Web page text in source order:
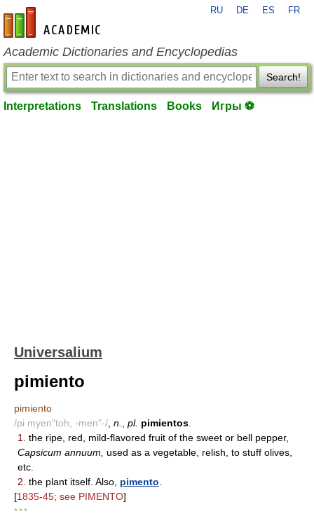
en-academic.com
RU DE ES FR
Academic Dictionaries and Encyclopedias
Search!
Interpretations Translations Books Игры ⚽
Universalium
pimiento
pimiento
/pi myen"toh, -men"-/ n. pl. pimientos
1.
the ripe, red, mild-flavored fruit of the sweet or bell pepper,
Capsicum annuum, used as a vegetable, relish, to stuff olives,
etc.
2. the plant itself. Also, pimento
[1835-45; see PIMENTO]
* * *